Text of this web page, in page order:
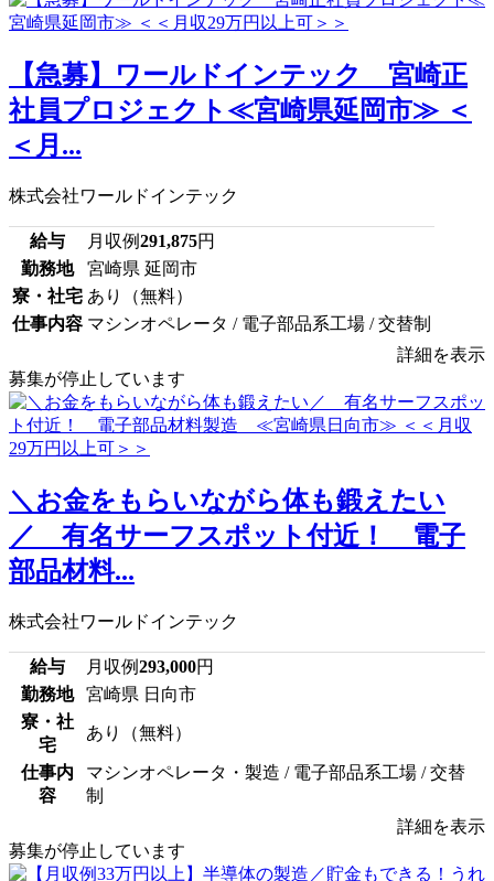
【急募】ワールドインテック 宮崎正
社員プロジェクト≪宮崎県延岡市≫ ＜
＜月...
株式会社ワールドインテック
給与 月収例291,875円
勤務地
宮崎県 延岡市
寮・社宅 あり（無料）
仕事内容 マシンオペレータ / 電子部品系工場 / 交替制
詳細を表示
募集が停止しています
＼お金をもらいながら体も鍛えたい
／ 有名サーフスポット付近！ 電子
部品材料...
株式会社ワールドインテック
給与 月収例293,000円
勤務地
宮崎県 日向市
寮・社
宅
あり（無料）
仕事内
容
マシンオペレータ・製造 / 電子部品系工場 / 交替
制
詳細を表示
募集が停止しています